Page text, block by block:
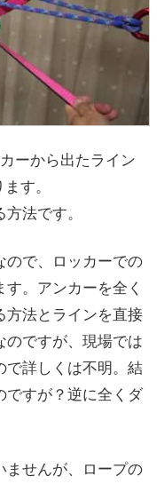
ーから出たライン
す。
法です。
ので、ロッカーでの
。アンカーを全く
方法とラインを直接
のですが、現場では
で詳しくは不明。結
ですが？逆に全くダ
ませんが、ロープの